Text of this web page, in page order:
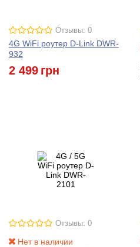
Отзывы: 0
4G WiFi роутер D-Link DWR-
932
2 499 грн
Отзывы: 0
Нет в наличии